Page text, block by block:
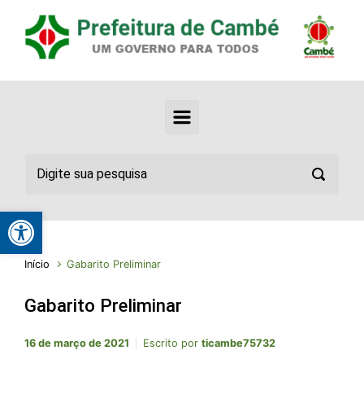
Início Gabarito Preliminar
Gabarito Preliminar
16 de março de 2021 Escrito por ticambe75732
Abrir a barra de ferramentas